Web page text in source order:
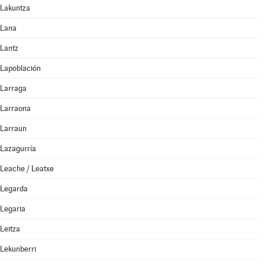
Lakuntza
Lana
Lantz
Lapoblación
Larraga
Larraona
Larraun
Lazagurría
Leache / Leatxe
Legarda
Legaria
Leitza
Lekunberri